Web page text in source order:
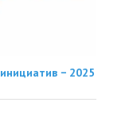
− 2025